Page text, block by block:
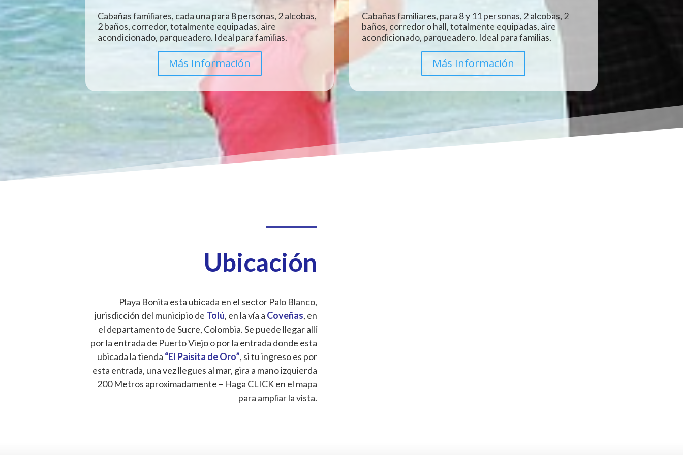
Cabañas familiares, cada una para 8 personas, 2 alcobas,
2 baños, corredor, totalmente equipadas, aire
acondicionado, parqueadero. Ideal para familias.
Más Información
Cabañas familiares, para 8 y 11 personas, 2 alcobas, 2
baños, corredor o hall, totalmente equipadas, aire
acondicionado, parqueadero. Ideal para familias.
Más Información
Ubicación
Playa Bonita esta ubicada en el sector Palo Blanco,
jurisdicción del municipio de Tolú, en la vía a Coveñas, en
el departamento de Sucre, Colombia. Se puede llegar allí
por la entrada de Puerto Viejo o por la entrada donde esta
ubicada la tienda “El Paisita de Oro”, si tu ingreso es por
esta entrada, una vez llegues al mar, gira a mano izquierda
200 Metros aproximadamente – Haga CLICK en el mapa
para ampliar la vista.